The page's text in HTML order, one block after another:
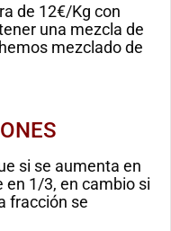
de 12€/Kg con
una mezcla de
mezclado de
si se aumenta en
en 1/3, en cambio si
fracción se